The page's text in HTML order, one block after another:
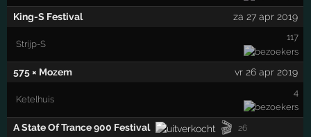
King-S Festival za 27 apr 2019
Strijp-S
117
575 × Mozem vr 26 apr 2019
Ketelhuis
4
A State Of Trance 900 Festival 🎬 26